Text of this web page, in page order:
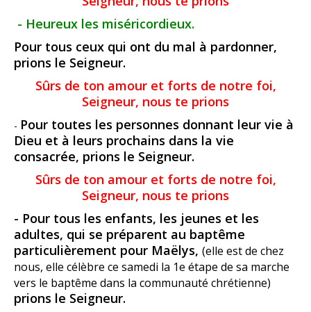
- Heureux les miséricordieux.
Pour tous ceux qui ont du mal à pardonner,
prions le Seigneur.
Sûrs de ton amour et forts de notre foi,
Seigneur, nous te prions
- Pour toutes les personnes donnant leur vie à
Dieu et à leurs prochains dans la vie
consacrée, prions le Seigneur.
Sûrs de ton amour et forts de notre foi,
Seigneur, nous te prions
- Pour tous les enfants, les jeunes et les
adultes, qui se préparent au baptême
particulièrement pour Maëlys, (elle est de chez
nous, elle célèbre ce samedi la 1e étape de sa marche
vers le baptême dans la communauté chrétienne)
prions le Seigneur.